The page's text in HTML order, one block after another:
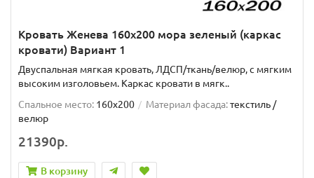
Кровать Женева 160х200 мора зеленый (каркас
кровати) Вариант 1
Двуспальная мягкая кровать, ЛДСП/ткань/велюр, с мягким
высоким изголовьем. Каркас кровати в мягк..
Спальное место: 160x200 Материал фасада:текстиль /
велюр
21390р.
В корзину